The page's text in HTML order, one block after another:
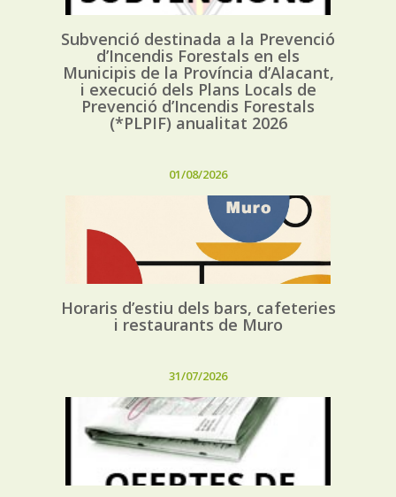
Subvenció destinada a la Prevenció
d’Incendis Forestals en els
Municipis de la Província d’Alacant,
i execució dels Plans Locals de
Prevenció d’Incendis Forestals
(*PLPIF) anualitat 2026
01/08/2026
Horaris d’estiu dels bars, cafeteries
i restaurants de Muro
31/07/2026